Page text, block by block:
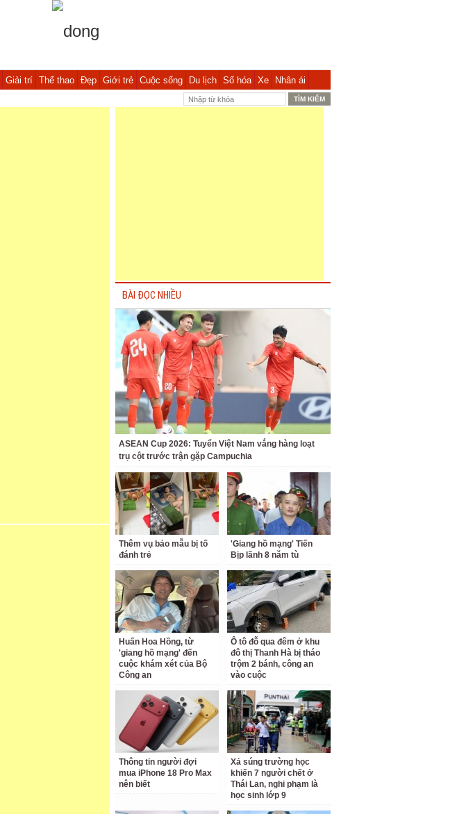
Giải trí Thể thao Đẹp Giới trẻ Cuộc sống Du lịch Số hóa Xe Nhân ái
BÀI ĐỌC NHIỀU
ASEAN Cup 2026: Tuyển Việt Nam vắng hàng loạt
trụ cột trước trận gặp Campuchia
Thêm vụ bảo mẫu bị tố
đánh trẻ
'Giang hồ mạng' Tiến
Bịp lãnh 8 năm tù
Huấn Hoa Hồng, từ
'giang hồ mạng' đến
cuộc khám xét của Bộ
Công an
Ô tô đỗ qua đêm ở khu
đô thị Thanh Hà bị tháo
trộm 2 bánh, công an
vào cuộc
Thông tin người đợi
mua iPhone 18 Pro Max
nên biết
Xả súng trường học
khiến 7 người chết ở
Thái Lan, nghi phạm là
học sinh lớp 9